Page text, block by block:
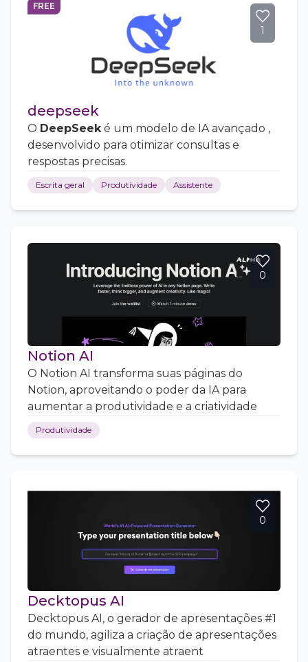
FREE
1
deepseek
O DeepSeeké um modelo de IA avançado ,
desenvolvido para otimizar consultas e
respostas precisas.
Escrita geral Produtividade Assistente
0
Notion AI
O Notion AI transforma suas páginas do
Notion, aproveitando o poder da IA para
aumentar a produtividade e a criatividade
Produtividade
0
Decktopus AI
Decktopus AI, o gerador de apresentações #1
do mundo, agiliza a criação de apresentações
atraentes e visualmente atraent